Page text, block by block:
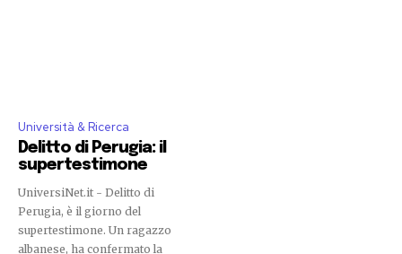
Università & Ricerca
Delitto di Perugia: il
supertestimone
UniversiNet.it - Delitto di
Perugia, è il giorno del
supertestimone. Un ragazzo
albanese, ha confermato la